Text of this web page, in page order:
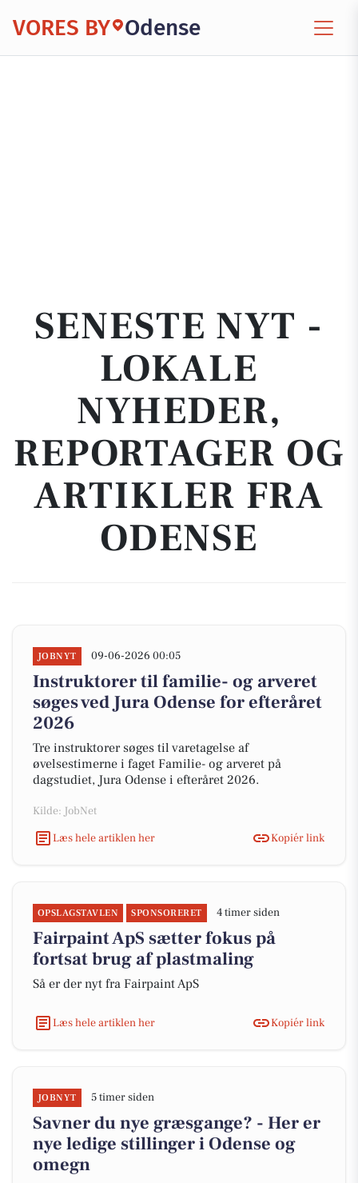
VORES BY Odense
SENESTE NYT -
LOKALE
NYHEDER,
REPORTAGER OG
ARTIKLER FRA
ODENSE
JOBNYT 09-06-2026 00:05
Instruktorer til familie- og arveret
søges ved Jura Odense for efteråret
2026
Tre instruktorer søges til varetagelse af
øvelsestimerne i faget Familie- og arveret på
dagstudiet, Jura Odense i efteråret 2026.
Kilde: JobNet
Læs hele artiklen her
Kopiér link
OPSLAGSTAVLEN SPONSORERET 4 timer siden
Fairpaint ApS sætter fokus på
fortsat brug af plastmaling
Så er der nyt fra Fairpaint ApS
Læs hele artiklen her Kopiér link
JOBNYT 5 timer siden
Savner du nye græsgange? - Her er
nye ledige stillinger i Odense og
omegn